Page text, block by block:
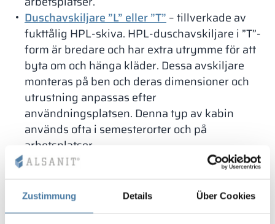
Zustimmung Details Über Cookies
Duschavskiljare ”L” eller ”T”– tillverkade av
fukttålig HPL-skiva. HPL-duschavskiljare i ”T”-
form är bredare och har extra utrymme för att
byta om och hänga kläder. Dessa avskiljare
monteras på ben och deras dimensioner och
utrustning anpassas efter
användningsplatsen. Denna typ av kabin
används ofta i semesterorter och på
arbetsplatser.
HPL-duschar med dörrar
– denna typ av kabin
komponenter så att de inte korroderar eller slits
ut snabbt. Därför tillverkas även dessa kabiner